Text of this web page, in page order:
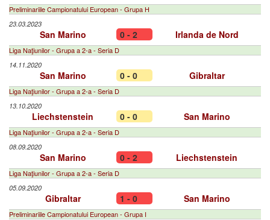
Preliminariile Campionatului European - Grupa H
23.03.2023
San Marino 0 - 2 Irlanda de Nord
Liga Naţiunilor - Grupa a 2-a - Seria D
14.11.2020
San Marino 0 - 0 Gibraltar
Liga Naţiunilor - Grupa a 2-a - Seria D
13.10.2020
Liechstenstein 0 - 0 San Marino
Liga Naţiunilor - Grupa a 2-a - Seria D
08.09.2020
San Marino 0 - 2 Liechstenstein
Liga Naţiunilor - Grupa a 2-a - Seria D
05.09.2020
Gibraltar 1 - 0 San Marino
Preliminariile Campionatului European - Grupa I